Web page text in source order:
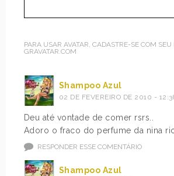
PARA USAR AVATAR, CADASTRE-SE COM
GRAVATAR.COM
Shampoo Azul
02 DE FEVEREIRO DE 2010 -
Deu até vontade de comer rsrs..
Adoro o fraco do perfume da nina
RESPONDER ESSE COMENTÁRIO
Shampoo Azul